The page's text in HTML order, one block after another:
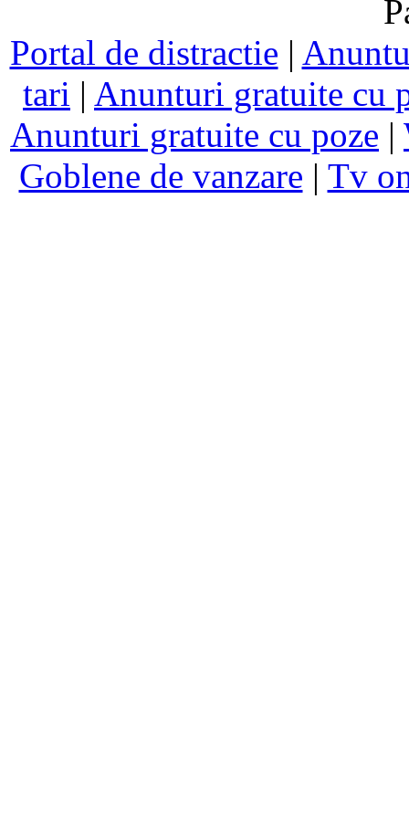
Portal de distractie |
tari | Anunturi gratuite cu
Anunturi gratuite cu poze |
Goblene de vanzare | Tv